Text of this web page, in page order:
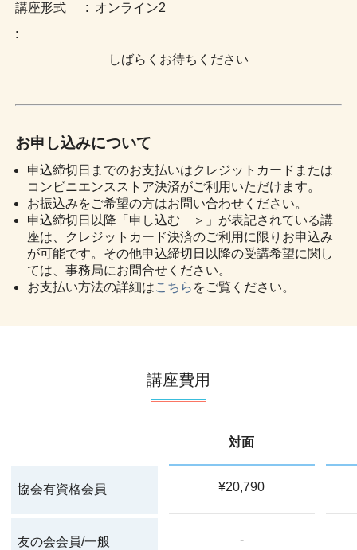
: オンライン2
:
しばらくお待ちください
お申し込みについて
申込締切日までのお支払いはクレジットカードまたは
コンビニエンスストア決済がご利用いただけます。
お振込みをご希望の方はお問い合わせください。
申込締切日以降「申し込む ＞」が表記されている講
座は、クレジットカード決済のご利用に限りお申込み
が可能です。その他申込締切日以降の受講希望に関し
ては、事務局にお問合せください。
お支払い方法の詳細はこちら をご覧ください。
講座費用
対面
協会有資格会員 ¥20,790
友の会会員/一般 -